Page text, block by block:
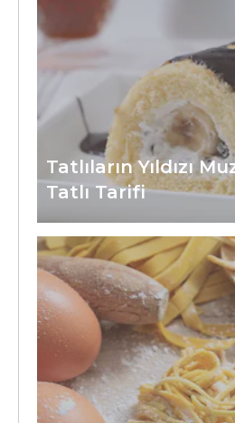
Tatlıların Yıldızı
Tatlı Tarifi